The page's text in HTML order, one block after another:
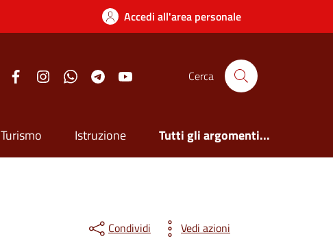
Accedi all'area personale
FacebookInstagramWhatsappTelegram Cerca
Turismo Istruzione Tutti gli argomenti...
Condividi Vedi azioni